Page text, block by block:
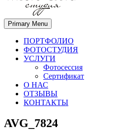
Место света. Свадебный
Свадебный фотограф в Орле
Primary Menu
ПОРТФОЛИО
ФОТОСТУДИЯ
УСЛУГИ
Фотосессия
Сертификат
О НАС
ОТЗЫВЫ
КОНТАКТЫ
AVG_7824